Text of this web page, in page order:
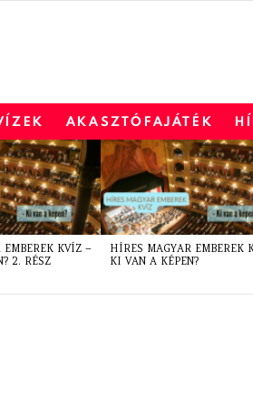
AKASZTÓFAJÁTÉK
EMBEREK KVÍZ –
2. RÉSZ
HÍRES MAGYAR EMBEREK
KI VAN A KÉPEN?